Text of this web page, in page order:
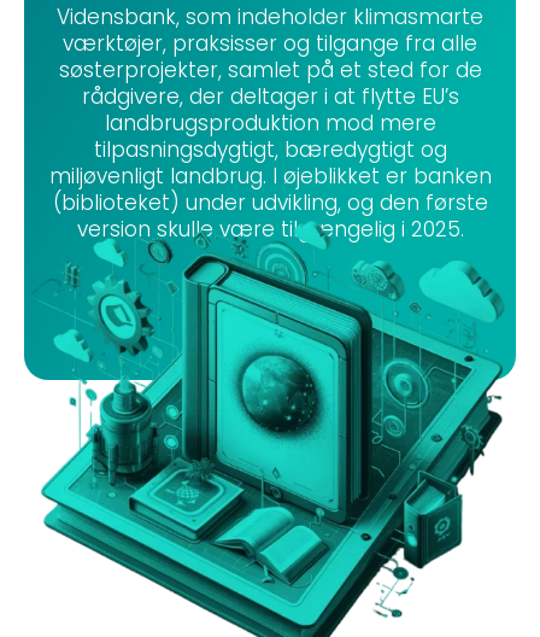
Vidensbank, som indeholder klimasmarte
værktøjer, praksisser og tilgange fra alle
søsterprojekter, samlet på et sted for de
rådgivere, der deltager i at flytte EU’s
landbrugsproduktion mod mere
tilpasningsdygtigt, bæredygtigt og
miljøvenligt landbrug. I øjeblikket er banken
(biblioteket) under udvikling, og den første
version skulle være tilgængelig i 2025.